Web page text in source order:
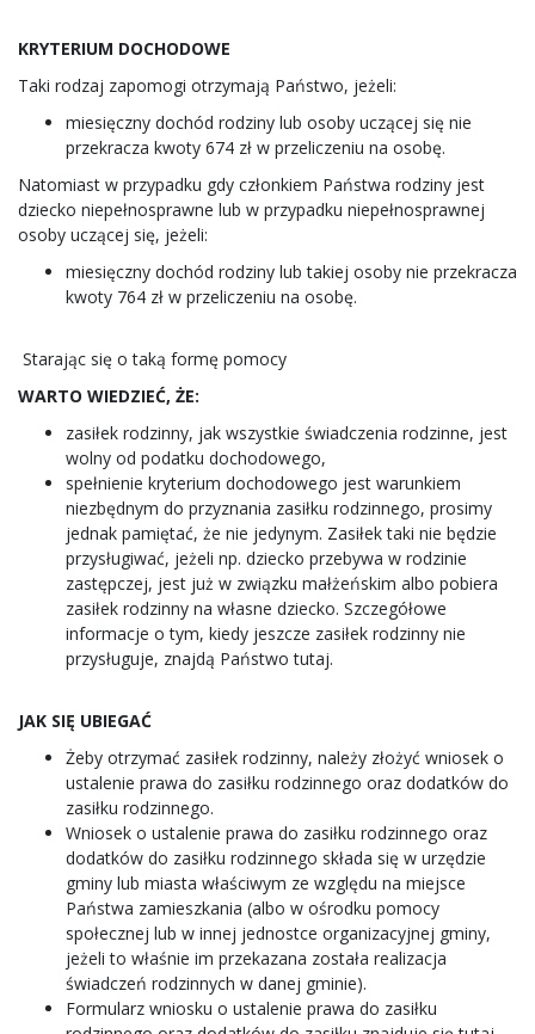
KRYTERIUM DOCHODOWE
Taki rodzaj zapomogi otrzymają Państwo, jeżeli:
miesięczny dochód rodziny lub osoby uczącej się nie
przekracza kwoty 674 zł w przeliczeniu na osobę.
Natomiast w przypadku gdy członkiem Państwa rodziny jest
dziecko niepełnosprawne lub w przypadku niepełnosprawnej
osoby uczącej się, jeżeli:
miesięczny dochód rodziny lub takiej osoby nie przekracza
kwoty 764 zł w przeliczeniu na osobę.
Starając się o taką formę pomocy
WARTO WIEDZIEĆ, ŻE:
zasiłek rodzinny, jak wszystkie świadczenia rodzinne, jest
wolny od podatku dochodowego,
spełnienie kryterium dochodowego jest warunkiem
niezbędnym do przyznania zasiłku rodzinnego, prosimy
jednak pamiętać, że nie jedynym. Zasiłek taki nie będzie
przysługiwać, jeżeli np. dziecko przebywa w rodzinie
zastępczej, jest już w związku małżeńskim albo pobiera
zasiłek rodzinny na własne dziecko. Szczegółowe
informacje o tym, kiedy jeszcze zasiłek rodzinny nie
przysługuje, znajdą Państwo tutaj.
JAK SIĘ UBIEGAĆ
Żeby otrzymać zasiłek rodzinny, należy złożyć wniosek o
ustalenie prawa do zasiłku rodzinnego oraz dodatków do
zasiłku rodzinnego.
Wniosek o ustalenie prawa do zasiłku rodzinnego oraz
dodatków do zasiłku rodzinnego składa się w urzędzie
gminy lub miasta właściwym ze względu na miejsce
Państwa zamieszkania (albo w ośrodku pomocy
społecznej lub w innej jednostce organizacyjnej gminy,
jeżeli to właśnie im przekazana została realizacja
świadczeń rodzinnych w danej gminie).
Formularz wniosku o ustalenie prawa do zasiłku